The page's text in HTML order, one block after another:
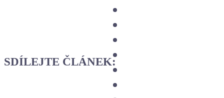
SDÍLEJTE ČLÁNEK: